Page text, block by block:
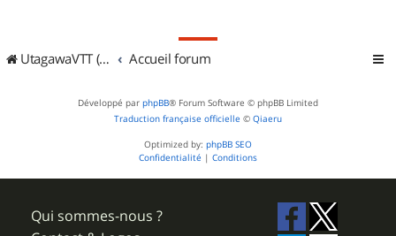
UtagawaVTT (Randos VTT et VTTAE avec traces GPS) Accueil forum
Développé par phpBB® Forum Software © phpBB Limited
Traduction française officielle © Qiaeru
Optimized by: phpBB SEO
Confidentialité | Conditions
Qui sommes-nous ?